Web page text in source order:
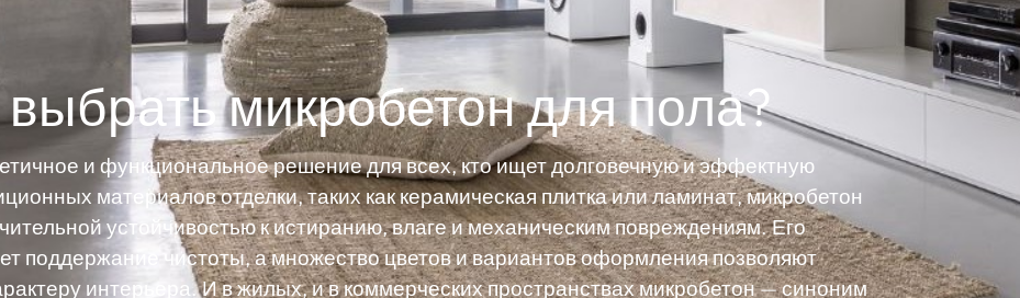
микробетон для пола?
и функциональное решение для всех, кто ищет долговечную и эффектную
материалов отделки, таких как керамическая плитка или ламинат, микробетон
устойчивостью к истиранию, влаге и механическим повреждениям. Его
поддержание чистоты, а множество цветов и вариантов оформления позволяют
интерьера. И в жилых, и в коммерческих пространствах микробетон — синоним